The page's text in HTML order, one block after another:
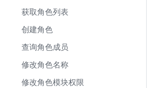
获取角色列表
创建角色
查询角色成员
修改角色名称
修改角色模块权限